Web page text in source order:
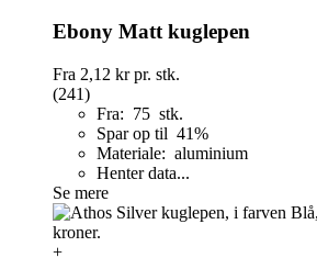
Ebony Matt kuglepen
Fra 2,12 krpr. stk.
(241)
Fra: 75 stk.
Spar op til 41%
Materiale: aluminium
Henter data...
Se mere
+